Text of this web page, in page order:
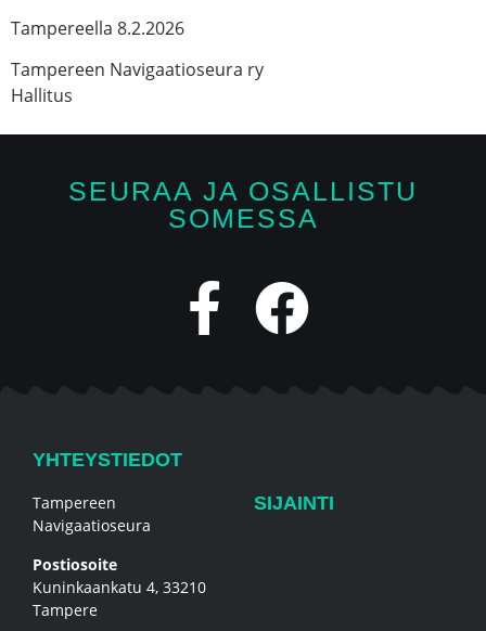
Tampereella 8.2.2026
Tampereen Navigaatioseura ry
Hallitus
SEURAA JA OSALLISTU
SOMESSA
YHTEYSTIEDOT
Tampereen
Navigaatioseura
Postiosoite
Kuninkaankatu 4, 33210
Tampere
SIJAINTI